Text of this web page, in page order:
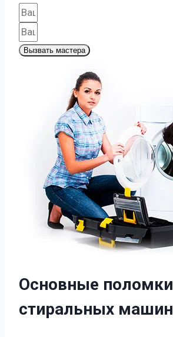
Вызвать мастера
Основные поломки
стиральных машин